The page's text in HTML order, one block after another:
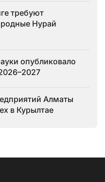
требуют
Нурай
опубликовало
Алматы
в Курылтае